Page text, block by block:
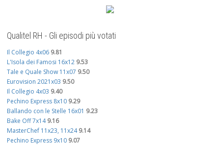
Qualitel RH - Gli episodi più votati
Il Collegio 4x06 9.81
L'Isola dei Famosi 16x12 9.53
Tale e Quale Show 11x07 9.50
Eurovision 2021x03 9.50
Il Collegio 4x03 9.40
Pechino Express 8x10 9.29
Ballando con le Stelle 16x01 9.23
Bake Off 7x14 9.16
MasterChef 11x23, 11x24 9.14
Pechino Express 9x10 9.07